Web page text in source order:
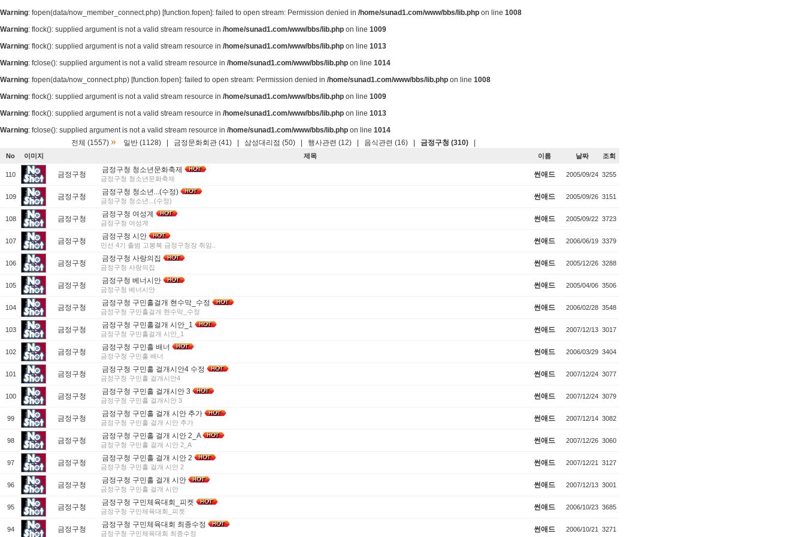
Warning: fopen(data/now_member_connect.php) [function.fopen]: failed to open stream: Permission denied in /home/sunad1.com/www/bbs/lib.php on line 1008
Warning: flock(): supplied argument is not a valid stream resource in /home/sunad1.com/www/bbs/lib.php on line 1009
Warning: flock(): supplied argument is not a valid stream resource in /home/sunad1.com/www/bbs/lib.php on line 1013
Warning: fclose(): supplied argument is not a valid stream resource in /home/sunad1.com/www/bbs/lib.php on line 1014
Warning: fopen(data/now_connect.php) [function.fopen]: failed to open stream: Permission denied in /home/sunad1.com/www/bbs/lib.php on line 1008
Warning: flock(): supplied argument is not a valid stream resource in /home/sunad1.com/www/bbs/lib.php on line 1009
Warning: flock(): supplied argument is not a valid stream resource in /home/sunad1.com/www/bbs/lib.php on line 1013
Warning: fclose(): supplied argument is not a valid stream resource in /home/sunad1.com/www/bbs/lib.php on line 1014
전체 (1557) » 일반 (1128) 금정문화회관 (41) 삼성대리점 (50) 행사관련 (12) 음식관련 (16) 금정구청 (310)
No 이미지 제목 이름 날짜 조회
110 금정구청
금정구청 청소년문화축제
금정구청 청소년문화축제 썬애드 2005/09/24 3255
109 금정구청
금정구청 청소년...(수정)
금정구청 청소년...(수정) 썬애드 2005/09/26 3151
108 금정구청
금정구청 여성계
금정구청 여성계 썬애드 2005/09/22 3723
107 금정구청
금정구청 시안
민선 4기 출범 고봉복 금정구청장 취임.. 썬애드 2006/06/19 3379
106 금정구청
금정구청 사랑의집
금정구청 사랑의집 썬애드 2005/12/26 3288
105 금정구청
금정구청 베너시안
금정구청 베너시안 썬애드 2005/04/06 3506
104 금정구청
금정구청 구민홀걸개 현수막_수정
금정구청 구민홀걸개 현수막_수정 썬애드 2006/02/28 3548
103 금정구청
금정구청 구민홀걸개 시안_1
금정구청 구민홀걸개 시안_1 썬애드 2007/12/13 3017
102 금정구청
금정구청 구민홀 배너
금정구청 구민홀 배너 썬애드 2006/03/29 3404
101 금정구청
금정구청 구민홀 걸개시안4 수정
금정구청 구민홀 걸개시안4 썬애드 2007/12/24 3077
100 금정구청
금정구청 구민홀 걸개시안 3
금정구청 구민홀 걸개시안 3 썬애드 2007/12/24 3079
99 금정구청
금정구청 구민홀 걸개 시안 추가
금정구청 구민홀 걸개 시안 추가 썬애드 2007/12/14 3082
98 금정구청
금정구청 구민홀 걸개 시안 2_A
금정구청 구민홀 걸개 시안 2_A 썬애드 2007/12/26 3060
97 금정구청
금정구청 구민홀 걸개 시안 2
금정구청 구민홀 걸개 시안 2 썬애드 2007/12/21 3127
96 금정구청
금정구청 구민홀 걸개 시안
금정구청 구민홀 걸개 시안 썬애드 2007/12/13 3001
95 금정구청
금정구청 구민체육대회_피켓
금정구청 구민체육대회_피켓 썬애드 2006/10/23 3685
94 금정구청
금정구청 구민체육대회 최종수정
금정구청 구민체육대회 최종수정 썬애드 2006/10/21 3271